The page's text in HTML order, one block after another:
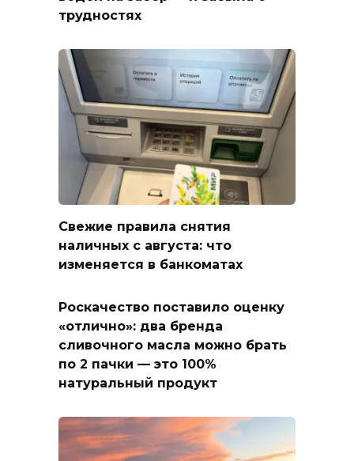
трудностях
Свежие правила снятия
наличных с августа: что
изменяется в банкоматах
Роскачество поставило оценку
«отлично»: два бренда
сливочного масла можно брать
по 2 пачки — это 100%
натуральный продукт